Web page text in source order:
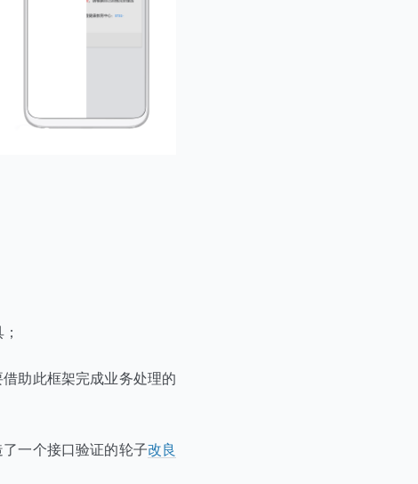
助此框架完成业务处理的
了一个接口验证的轮子改良